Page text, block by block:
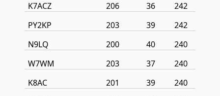
K7ACZ
206 36
242
PY2KP
203 39
242
N9LQ
200 40
240
W7WM
203 37
240
K8AC
201 39
240